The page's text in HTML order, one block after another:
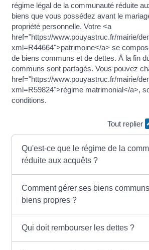
régime légal de la communauté réduite
biens que vous possédez avant le
propriété personnelle. Votre <a
href="https://www.pouyastruc.fr/mairie/
xml=R44664">patrimoine</a> se
de biens communs et de dettes. À la fin
communs sont partagés. Vous pouvez
href="https://www.pouyastruc.fr/mairie/
xml=R59824">régime matrimonial</a>,
conditions.
Tout replier
Qu'est-ce que le régime de la
réduite aux acquêts ?
Comment gérer ses biens
biens propres ?
Qui doit rembourser les dettes ?